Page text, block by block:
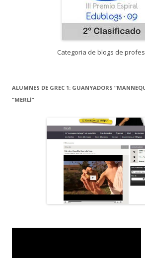
Categoria de blogs de
ALUMNES DE GREC 1: GUANYADORS
“MERLÍ”